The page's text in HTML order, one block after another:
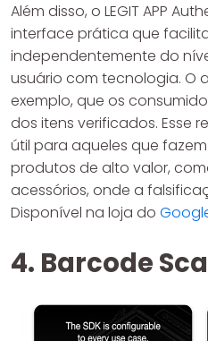
Além disso, o LEGIT APP
interface prática que
independentemente do
usuário com tecnologia. O
exemplo, que os
dos itens verificados. Esse
útil para aqueles que
produtos de alto valor,
acessórios, onde a
Disponível na loja do
4. Barcode